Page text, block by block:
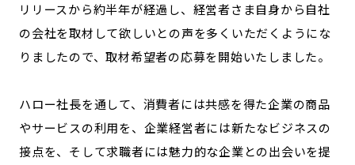
リリースから約半年が経過し、経営者さま自身から自社
の会社を取材して欲しいとの声を多くいただくようにな
りましたので、取材希望者の応募を開始いたしました。
ハロー社長を通して、消費者には共感を得た企業の商品
やサービスの利用を、企業経営者には新たなビジネスの
接点を、そして求職者には魅力的な企業との出会いを提